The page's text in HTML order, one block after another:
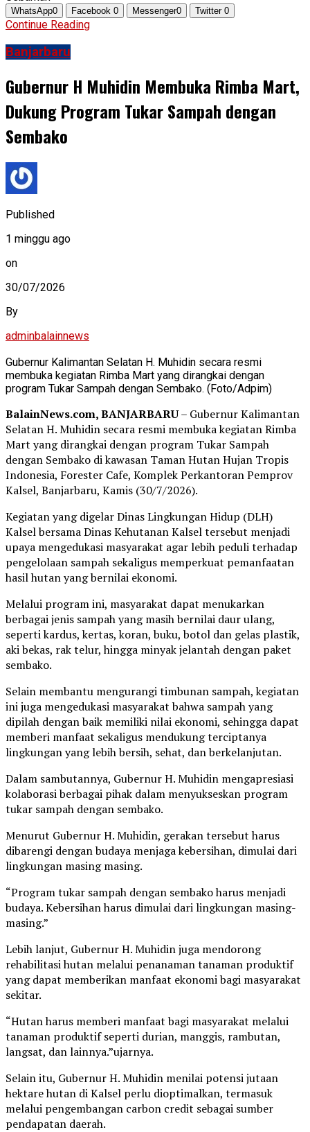
WhatsApp0 Facebook 0 Messenger0 Twitter 0
Continue Reading
Banjarbaru
Gubernur H Muhidin Membuka Rimba Mart,
Dukung Program Tukar Sampah dengan
Sembako
Published
1 minggu ago
on
30/07/2026
By
adminbalainnews
Gubernur Kalimantan Selatan H. Muhidin secara resmi
membuka kegiatan Rimba Mart yang dirangkai dengan
program Tukar Sampah dengan Sembako. (Foto/Adpim)
BalainNews.com, BANJARBARU– Gubernur Kalimantan
Selatan H. Muhidin secara resmi membuka kegiatan Rimba
Mart yang dirangkai dengan program Tukar Sampah
dengan Sembako di kawasan Taman Hutan Hujan Tropis
Indonesia, Forester Cafe, Komplek Perkantoran Pemprov
Kalsel, Banjarbaru, Kamis (30/7/2026).
Kegiatan yang digelar Dinas Lingkungan Hidup (DLH)
Kalsel bersama Dinas Kehutanan Kalsel tersebut menjadi
upaya mengedukasi masyarakat agar lebih peduli terhadap
pengelolaan sampah sekaligus memperkuat pemanfaatan
hasil hutan yang bernilai ekonomi.
Melalui program ini, masyarakat dapat menukarkan
berbagai jenis sampah yang masih bernilai daur ulang,
seperti kardus, kertas, koran, buku, botol dan gelas plastik,
aki bekas, rak telur, hingga minyak jelantah dengan paket
sembako.
Selain membantu mengurangi timbunan sampah, kegiatan
ini juga mengedukasi masyarakat bahwa sampah yang
dipilah dengan baik memiliki nilai ekonomi, sehingga dapat
memberi manfaat sekaligus mendukung terciptanya
lingkungan yang lebih bersih, sehat, dan berkelanjutan.
Dalam sambutannya, Gubernur H. Muhidin mengapresiasi
kolaborasi berbagai pihak dalam menyukseskan program
tukar sampah dengan sembako.
Menurut Gubernur H. Muhidin, gerakan tersebut harus
dibarengi dengan budaya menjaga kebersihan, dimulai dari
lingkungan masing masing.
“Program tukar sampah dengan sembako harus menjadi
budaya. Kebersihan harus dimulai dari lingkungan masing-
masing.”
Lebih lanjut, Gubernur H. Muhidin juga mendorong
rehabilitasi hutan melalui penanaman tanaman produktif
yang dapat memberikan manfaat ekonomi bagi masyarakat
sekitar.
“Hutan harus memberi manfaat bagi masyarakat melalui
tanaman produktif seperti durian, manggis, rambutan,
langsat, dan lainnya.”ujarnya.
Selain itu, Gubernur H. Muhidin menilai potensi jutaan
hektare hutan di Kalsel perlu dioptimalkan, termasuk
melalui pengembangan carbon credit sebagai sumber
pendapatan daerah.